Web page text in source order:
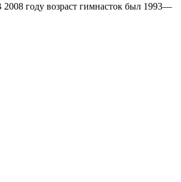
2008 году возраст гимнасток был 1993—